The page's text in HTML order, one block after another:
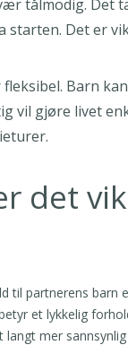
tålmodig. Det
starten. Det er
Barn
vil gjøre livet
det
til partnerens barn
et lykkelig
langt mer